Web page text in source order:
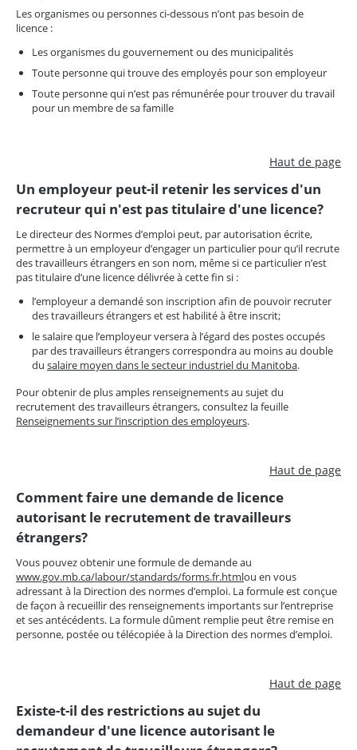
Les organismes ou personnes ci-dessous n’ont pas besoin de
licence :
Les organismes du gouvernement ou des municipalités
Toute personne qui trouve des employés pour son employeur
Toute personne qui n’est pas rémunérée pour trouver du travail
pour un membre de sa famille
Haut de page
Un employeur peut-il retenir les services d'un
recruteur qui n'est pas titulaire d'une licence?
Le directeur des Normes d’emploi peut, par autorisation écrite,
permettre à un employeur d’engager un particulier pour qu’il recrute
des travailleurs étrangers en son nom, même si ce particulier n’est
pas titulaire d’une licence délivrée à cette fin si :
l’employeur a demandé son inscription afin de pouvoir recruter
des travailleurs étrangers et est habilité à être inscrit;
le salaire que l’employeur versera à l’égard des postes occupés
par des travailleurs étrangers correspondra au moins au double
du salaire moyen dans le secteur industriel du Manitoba.
Pour obtenir de plus amples renseignements au sujet du
recrutement des travailleurs étrangers, consultez la feuille
Renseignements sur l’inscription des employeurs.
Haut de page
Comment faire une demande de licence
autorisant le recrutement de travailleurs
étrangers?
Vous pouvez obtenir une formule de demande au
www.gov.mb.ca/labour/standards/forms.fr.htmlou en vous
adressant à la Direction des normes d’emploi. La formule est conçue
de façon à recueillir des renseignements importants sur l’entreprise
et ses antécédents. La formule dûment remplie peut être remise en
personne, postée ou télécopiée à la Direction des normes d’emploi.
Haut de page
Existe-t-il des restrictions au sujet du
demandeur d'une licence autorisant le